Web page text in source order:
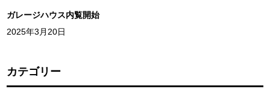
ガレージハウス内覧開始
2025年3月20日
カテゴリー